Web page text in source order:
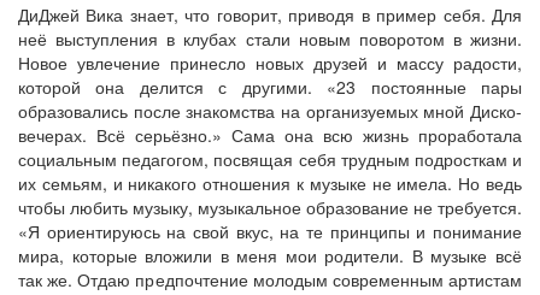
ДиДжей Вика знает, что говорит, приводя в пример себя. Для
неё выступления в клубах стали новым поворотом в жизни.
Новое увлечение принесло новых друзей и массу радости,
которой она делится с другими. «23 постоянные пары
образовались после знакомства на организуемых мной Диско-
вечерах. Всё серьёзно.» Сама она всю жизнь проработала
социальным педагогом, посвящая себя трудным подросткам и
их семьям, и никакого отношения к музыке не имела. Но ведь
чтобы любить музыку, музыкальное образование не требуется.
«Я ориентируюсь на свой вкус, на те принципы и понимание
мира, которые вложили в меня мои родители. В музыке всё
так же. Отдаю предпочтение молодым современным артистам